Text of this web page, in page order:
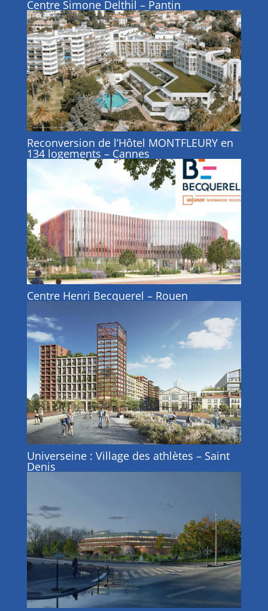
Centre Simone Delthil – Pantin
Reconversion de l’Hôtel MONTFLEURY en
134 logements – Cannes
Centre Henri Becquerel – Rouen
Universeine : Village des athlètes – Saint
Denis